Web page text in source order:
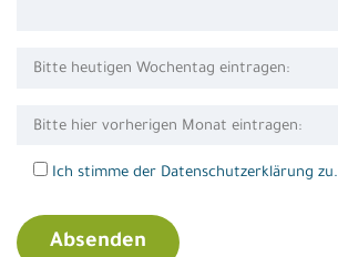
Ich stimme der Datenschutzerklärung zu.